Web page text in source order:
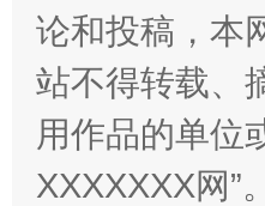
论和投稿，本
站不得转载、
用作品的单位
XXXXXXX网”